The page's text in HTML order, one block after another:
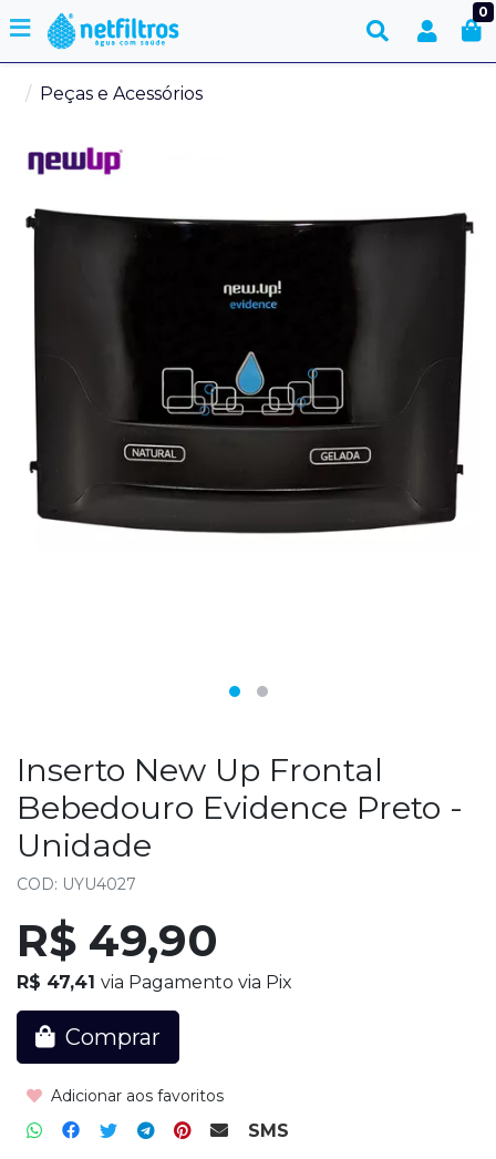
0
Peças e Acessórios
Inserto New Up Frontal
Bebedouro Evidence Preto -
Unidade
COD: UYU4027
R$ 49,90
R$ 47,41 via Pagamento via Pix
Comprar
Adicionar aos favoritos
SMS